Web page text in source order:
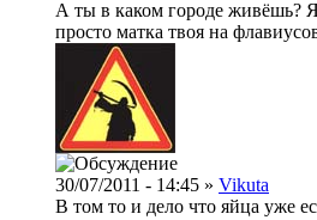
А ты в каком городе живёшь?
просто матка твоя на
30/07/2011 - 14:45 » Vikuta
В том то и дело что яйца уже